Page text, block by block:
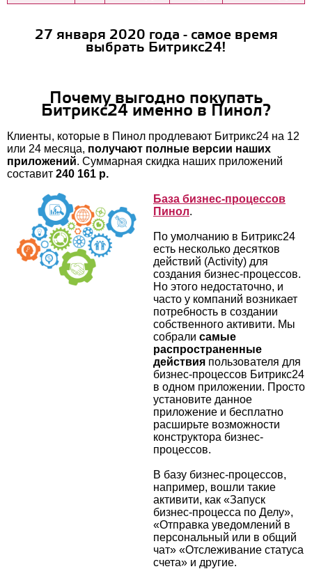
27 января 2020 года - самое время
выбрать Битрикс24!
Почему выгодно покупать
Битрикс24 именно в Пинол?
Клиенты, которые в Пинол продлевают Битрикс24 на 12
или 24 месяца, получают полные версии наших
приложений. Суммарная скидка наших приложений
составит 240 161 р.
База бизнес-процессов
Пинол.
По умолчанию в Битрикс24
есть несколько десятков
действий (Activity) для
создания бизнес-процессов.
Но этого недостаточно, и
часто у компаний возникает
потребность в создании
собственного активити. Мы
собрали самые
распространенные
действия пользователя для
бизнес-процессов Битрикс24
в одном приложении. Просто
установите данное
приложение и бесплатно
расширьте возможности
конструктора бизнес-
процессов.
В базу бизнес-процессов,
например, вошли такие
активити, как «Запуск
бизнес-процесса по Делу»,
«Отправка уведомлений в
персональный или в общий
чат» «Отслеживание статуса
счета» и другие.